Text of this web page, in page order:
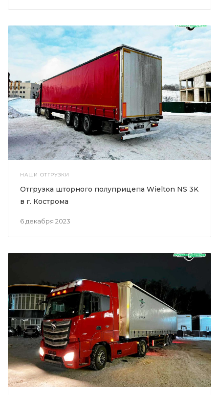
НАШИ ОТГРУЗКИ
6 декабря 2023
Отгрузка шторного полуприцепа Wielton NS 3K
в г. Кострома